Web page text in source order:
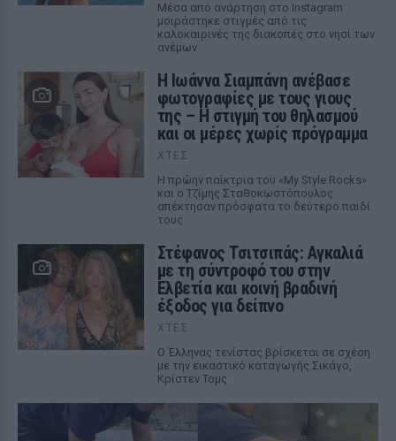
Μέσα από ανάρτηση στο Instagram
μοιράστηκε στιγμές από τις
καλοκαιρινές της διακοπές στο νησί των
ανέμων
H Ιωάννα Σιαμπάνη ανέβασε
φωτογραφίες με τους γιους
της – Η στιγμή του θηλασμού
και οι μέρες χωρίς πρόγραμμα
ΧΤΕΣ
Η πρώην παίκτρια του «My Style Rocks»
και ο Τζίμης Σταθοκωστόπουλος
απέκτησαν πρόσφατα το δεύτερο παιδί
τους
Στέφανος Τσιτσιπάς: Αγκαλιά
με τη σύντροφό του στην
Ελβετία και κοινή βραδινή
έξοδος για δείπνο
ΧΤΕΣ
Ο Έλληνας τενίστας βρίσκεται σε σχέση
με την εικαστικό καταγωγής Σικάγο,
Κρίστεν Τομς